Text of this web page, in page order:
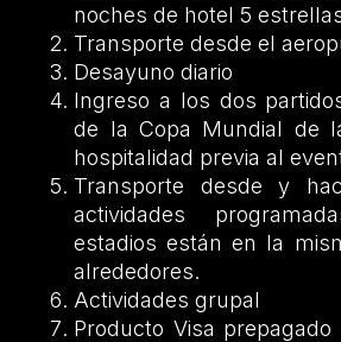
noches de hotel 5
Transporte desde el
Desayuno diario
Ingreso a los dos
de la Copa Mundial de
hospitalidad previa al
Transporte desde y
actividades
estadios están en la
alrededores.
Actividades grupal
Producto Visa